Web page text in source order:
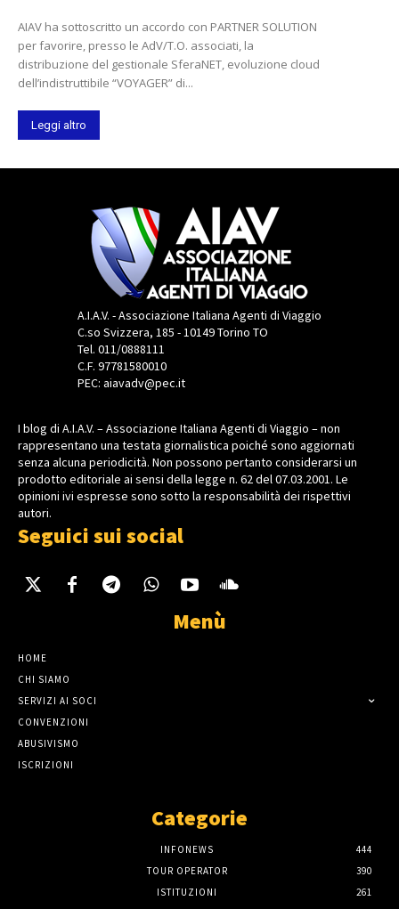
AIAV ha sottoscritto un accordo con PARTNER SOLUTION
per favorire, presso le AdV/T.O. associati, la
distribuzione del gestionale SferaNET, evoluzione cloud
dell’indistruttibile “VOYAGER” di...
Leggi altro
A.I.A.V. - Associazione Italiana Agenti di Viaggio
C.so Svizzera, 185 - 10149 Torino TO
Tel. 011/0888111
C.F. 97781580010
PEC: aiavadv@pec.it
I blog di A.I.A.V. – Associazione Italiana Agenti di Viaggio – non
rappresentano una testata giornalistica poiché sono aggiornati
senza alcuna periodicità. Non possono pertanto considerarsi un
prodotto editoriale ai sensi della legge n. 62 del 07.03.2001. Le
opinioni ivi espresse sono sotto la responsabilità dei rispettivi
autori.
Seguici sui social
Menù
HOME
CHI SIAMO
SERVIZI AI SOCI
CONVENZIONI
ABUSIVISMO
ISCRIZIONI
Categorie
INFONEWS
444
TOUR OPERATOR
390
ISTITUZIONI
261